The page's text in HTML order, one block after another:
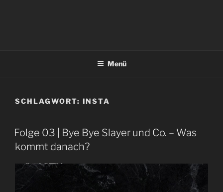
Menü
SCHLAGWORT: INSTA
Folge 03 | Bye Bye Slayer und Co. – Was
kommt danach?